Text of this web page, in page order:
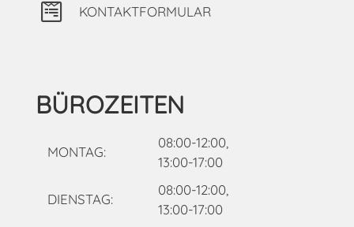
KONTAKTFORMULAR
BÜROZEITEN
MONTAG:
08:00-12:00,
13:00-17:00
DIENSTAG:
08:00-12:00,
13:00-17:00